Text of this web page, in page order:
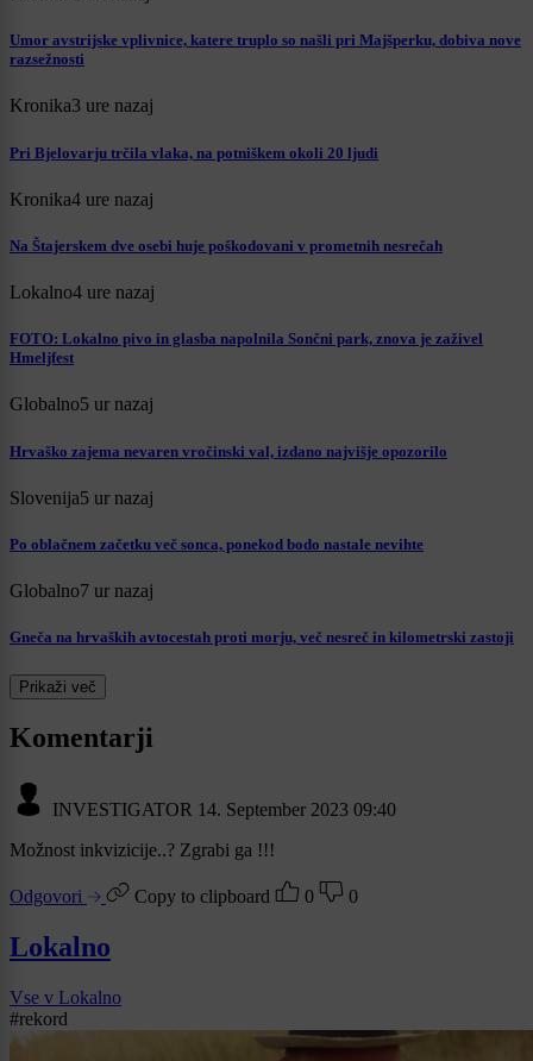
Umor avstrijske vplivnice, katere truplo so našli pri Majšperku, dobiva nove
razsežnosti
Kronika3 ure nazaj
Pri Bjelovarju trčila vlaka, na potniškem okoli 20 ljudi
Kronika4 ure nazaj
Na Štajerskem dve osebi huje poškodovani v prometnih nesrečah
Lokalno4 ure nazaj
FOTO: Lokalno pivo in glasba napolnila Sončni park, znova je zaživel
Hmeljfest
Globalno5 ur nazaj
Hrvaško zajema nevaren vročinski val, izdano najvišje opozorilo
Slovenija5 ur nazaj
Po oblačnem začetku več sonca, ponekod bodo nastale nevihte
Globalno7 ur nazaj
Gneča na hrvaških avtocestah proti morju, več nesreč in kilometrski zastoji
Prikaži več
Komentarji
INVESTIGATOR 14. September 2023 09:40
Možnost inkvizicije..? Zgrabi ga !!!
Odgovori Copy to clipboard 0 0
Lokalno
Vse v Lokalno
#rekord